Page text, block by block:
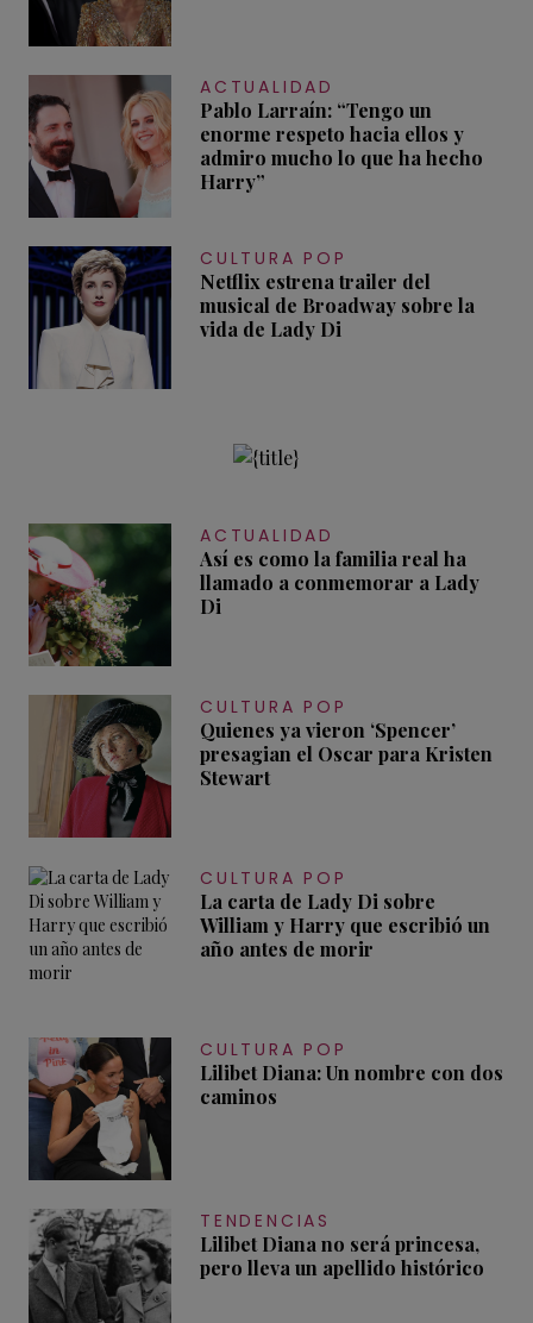
ACTUALIDAD
Pablo Larraín: “Tengo un
enorme respeto hacia ellos y
admiro mucho lo que ha hecho
Harry”
CULTURA POP
Netflix estrena trailer del
musical de Broadway sobre la
vida de Lady Di
ACTUALIDAD
Así es como la familia real ha
llamado a conmemorar a Lady
Di
CULTURA POP
Quienes ya vieron ‘Spencer’
presagian el Oscar para Kristen
Stewart
CULTURA POP
La carta de Lady Di sobre
William y Harry que escribió un
año antes de morir
CULTURA POP
Lilibet Diana: Un nombre con dos
caminos
TENDENCIAS
Lilibet Diana no será princesa,
pero lleva un apellido histórico